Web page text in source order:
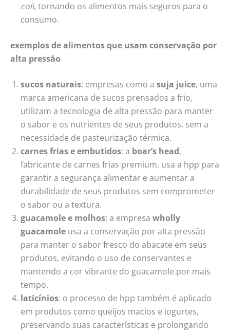
coli, tornando os alimentos mais seguros para o
consumo.
exemplos de alimentos que usam conservação por
alta pressão
sucos naturais: empresas como a suja juice, uma
marca americana de sucos prensados a frio,
utilizam a tecnologia de alta pressão para manter
o sabor e os nutrientes de seus produtos, sem a
necessidade de pasteurização térmica.
carnes frias e embutidos: a boar’s head,
fabricante de carnes frias premium, usa a hpp para
garantir a segurança alimentar e aumentar a
durabilidade de seus produtos sem comprometer
o sabor ou a textura.
guacamole e molhos: a empresa wholly
guacamole usa a conservação por alta pressão
para manter o sabor fresco do abacate em seus
produtos, evitando o uso de conservantes e
mantendo a cor vibrante do guacamole por mais
tempo.
laticínios: o processo de hpp também é aplicado
em produtos como queijos macios e iogurtes,
preservando suas características e prolongando